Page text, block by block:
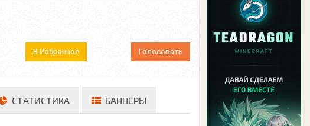
В Избранное Голосовать
СТАТИСТИКА БАННЕРЫ